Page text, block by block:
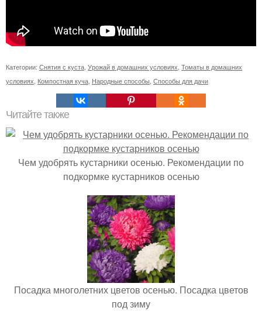
Категории: Снятия с куста Урожай в домашних условиях Томаты в домашних
условиях Компостная куча Народные способы Способы для дачи
Читайте также
Чем удобрять кустарники осенью. Рекомендации по
подкормке кустарников осенью
Посадка многолетних цветов осенью. Посадка цветов
под зиму